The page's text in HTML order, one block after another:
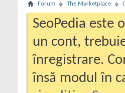
Forum The Marketplace
SeoPedia este
un cont,
înregistrare.
însă modul în